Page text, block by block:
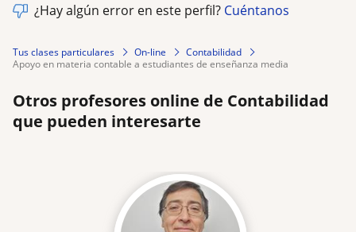
¿Hay algún error en este perfil? Cuéntanos
Tus clases particulares On-line
Contabilidad
apoyo en materia contable a estudiantes de enseñanza media
Otros profesores online de Contabilidad
que pueden interesarte